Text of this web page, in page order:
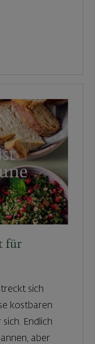
für
sich
kostbaren
Endlich
aber